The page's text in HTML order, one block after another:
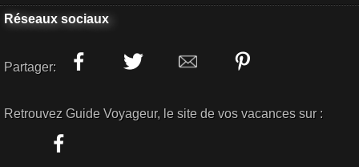
Réseaux sociaux
Partager:
Retrouvez Guide Voyageur, le site de vos vacances sur :